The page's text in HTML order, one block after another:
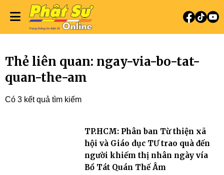
Thẻ liên quan: ngay-via-bo-tat-
quan-the-am
Có 3 kết quả tìm kiếm
TP.HCM: Phân ban Từ thiện xã
hội và Giáo dục TƯ trao quà đến
người khiếm thị nhân ngày vía
Bồ Tát Quán Thế Âm